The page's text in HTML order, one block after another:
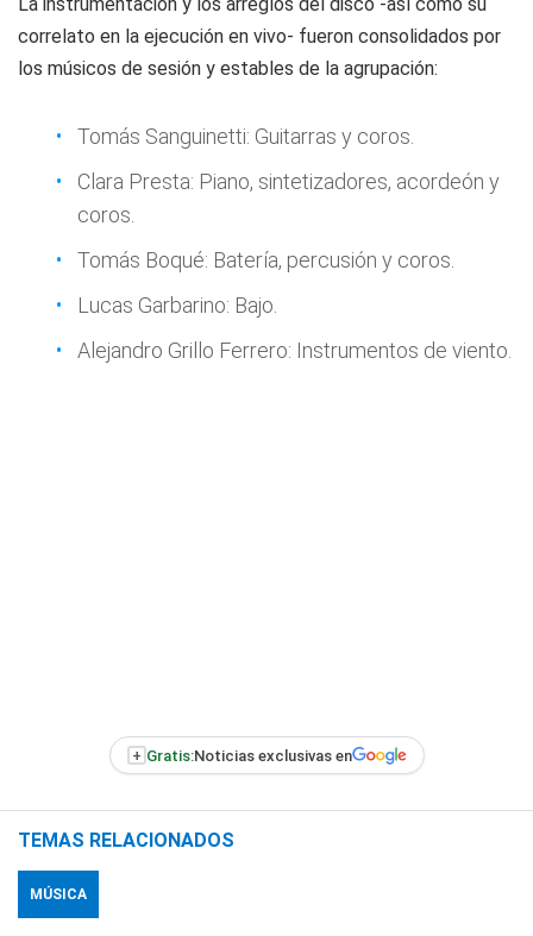
correlato en la ejecución en vivo- fueron consolidados por
los músicos de sesión y estables de la agrupación:
Tomás Sanguinetti: Guitarras y coros.
Clara Presta: Piano, sintetizadores, acordeón y
coros.
Tomás Boqué: Batería, percusión y coros.
Lucas Garbarino: Bajo.
Alejandro Grillo Ferrero: Instrumentos de viento.
+ Gratis:Noticias exclusivas en
TEMAS RELACIONADOS
MÚSICA